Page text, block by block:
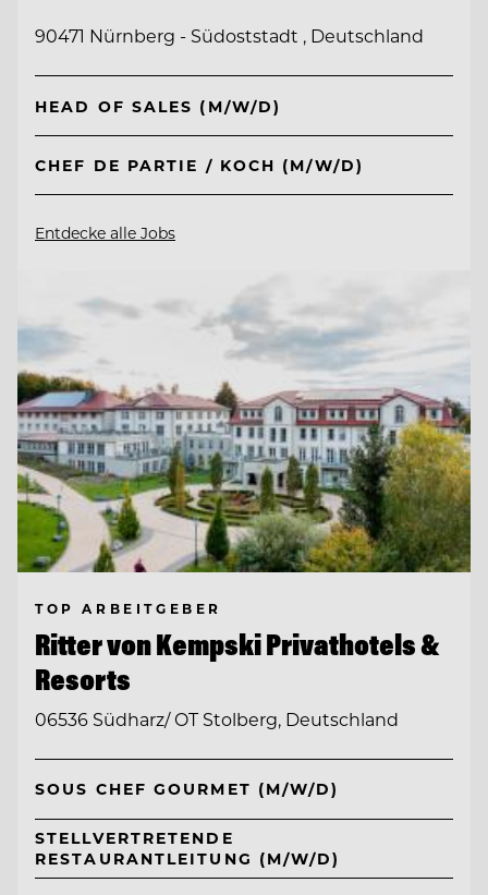
90471 Nürnberg - Südoststadt , Deutschland
HEAD OF SALES (M/W/D)
CHEF DE PARTIE / KOCH (M/W/D)
Entdecke alle Jobs
TOP ARBEITGEBER
Ritter von Kempski Privathotels &
Resorts
06536 Südharz/ OT Stolberg, Deutschland
SOUS CHEF GOURMET (M/W/D)
STELLVERTRETENDE
RESTAURANTLEITUNG (M/W/D)